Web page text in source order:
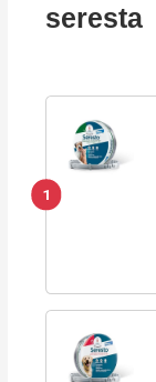
seresta
1